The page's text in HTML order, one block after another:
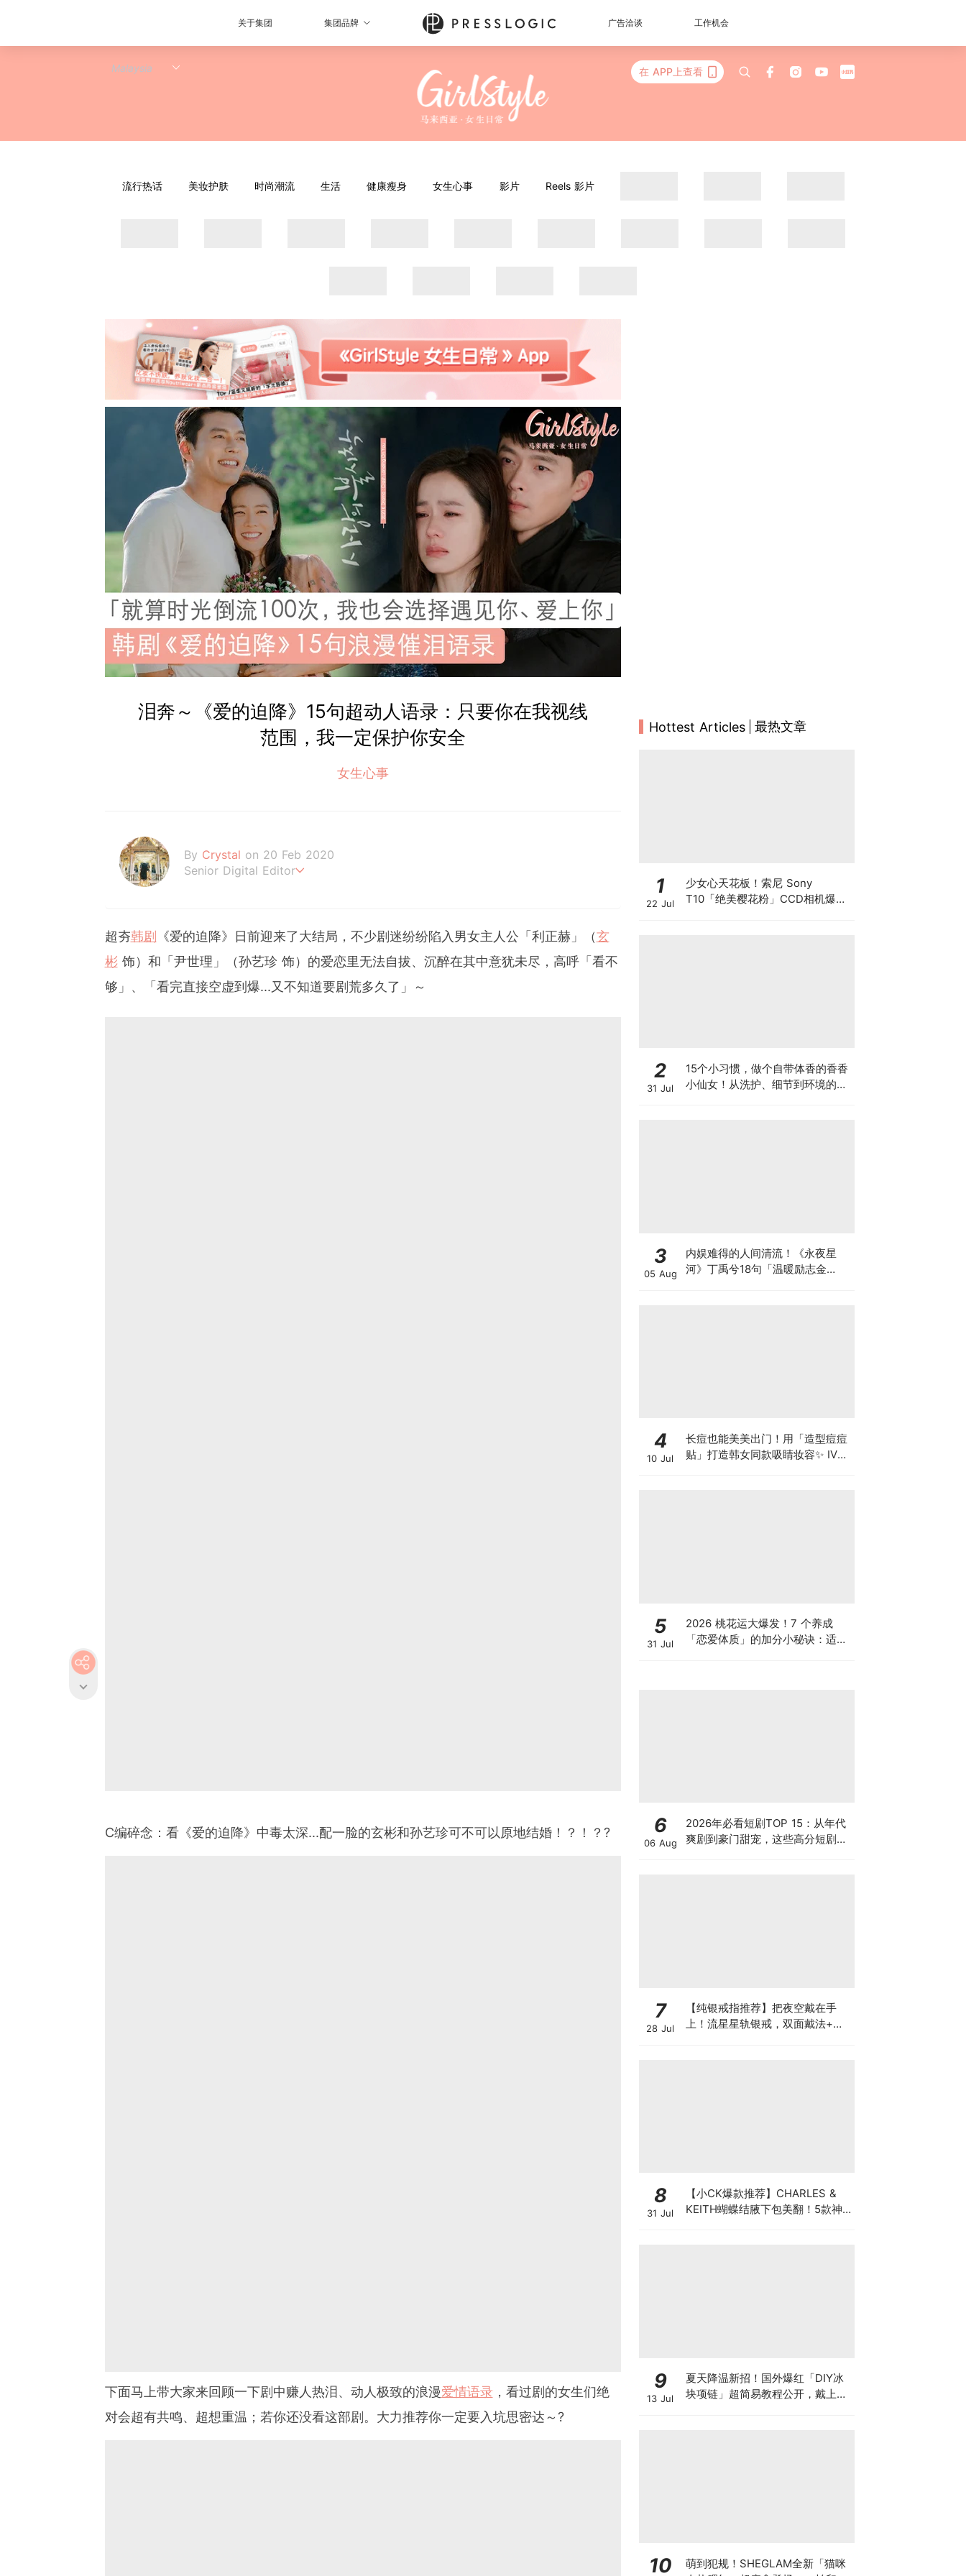
关于集团 集团品牌 广告洽谈 工作机会
在 APP上查看
流行热话 美妆护肤 时尚潮流 生活 健康瘦身 女生心事 影片 Reels 影片
泪奔～《爱的迫降》15句超动人语录：只要你在我视线
范围，我一定保护你安全
女生心事
By Crystal on 20 Feb 2020
Senior Digital Editor
超夯韩剧 《爱的迫降》日前迎来了大结局，不少剧迷纷纷陷入男女主人公「利正赫」（玄
彬 饰）和「尹世理」（孙艺珍 饰）的爱恋里无法自拔、沉醉在其中意犹未尽，高呼「看不
够」、「看完直接空虚到爆...又不知道要剧荒多久了」～
C编碎念：看《爱的迫降》中毒太深...配一脸的玄彬和孙艺珍可不可以原地结婚！？！？?
下面马上带大家来回顾一下剧中赚人热泪、动人极致的浪漫爱情语录 ，看过剧的女生们绝
对会超有共鸣、超想重温；若你还没看这部剧。大力推荐你一定要入坑思密达～?
Hottest Articles 最热文章
1
22 Jul
少女心天花板！索尼 Sony
T10「绝美樱花粉」CCD相机爆火
2
31 Jul
15个小习惯，做个自带体香的香香
小仙女！从洗护、细节到环境的全
3
05 Aug
内娱难得的人间清流！《永夜星
河》丁禹兮18句「温暖励志金
4
10 Jul
长痘也能美美出门！用「造型痘痘
贴」打造韩女同款吸睛妆容✨ IVE
5
31 Jul
2026 桃花运大爆发！7 个养成
「恋爱体质」的加分小秘诀：适度
6
06 Aug
2026年必看短剧TOP 15：从年代
爽剧到豪门甜宠，这些高分短剧你
7
28 Jul
【纯银戒指推荐】把夜空戴在手
上！流星星轨银戒，双面戴法+微
8
31 Jul
【小CK爆款推荐】CHARLES &
KEITH蝴蝶结腋下包美翻！5款神
9
13 Jul
夏天降温新招！国外爆红「DIY冰
块项链」超简易教程公开，戴上瞬
10
萌到犯规！SHEGLAM全新「猫咪